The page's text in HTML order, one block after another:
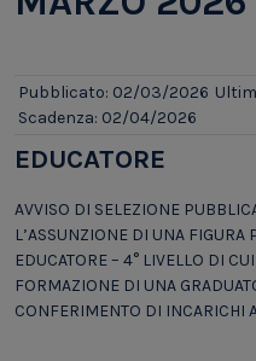
Pubblicato: 02/03/2026
Scadenza: 02/04/2026
EDUCATORE
AVVISO DI SELEZIONE
L’ASSUNZIONE DI UNA
EDUCATORE – 4° LIVELLO DI
FORMAZIONE DI UNA
CONFERIMENTO DI INCARICHI